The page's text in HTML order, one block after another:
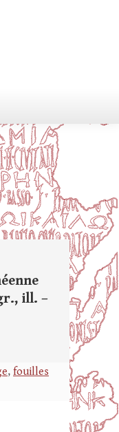
ill. –
, fouilles